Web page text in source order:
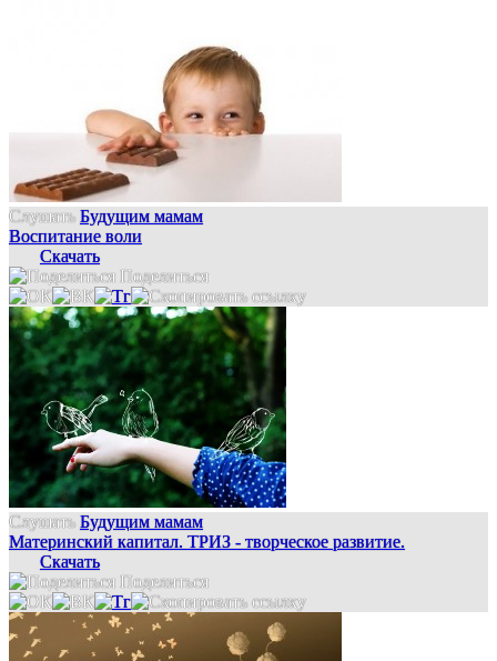
Слушать Будущим мамам
Воспитание воли
Скачать
Поделиться
Слушать Будущим мамам
Материнский капитал. ТРИЗ - творческое развитие.
Скачать
Поделиться